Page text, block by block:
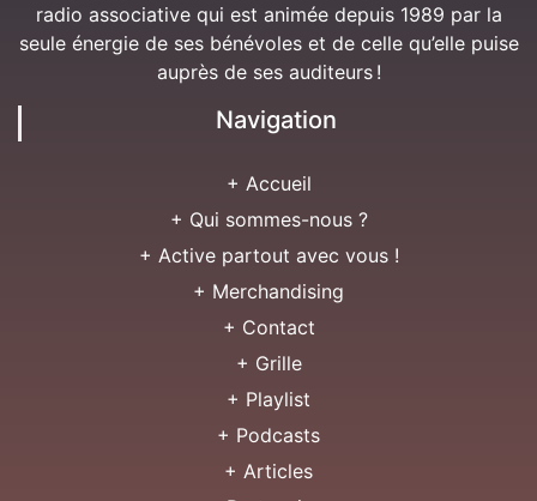
radio associative qui est animée depuis 1989 par la
seule énergie de ses bénévoles et de celle qu’elle puise
auprès de ses auditeurs !
Navigation
+ Accueil
+ Qui sommes-nous ?
+ Active partout avec vous !
+ Merchandising
+ Contact
+ Grille
+ Playlist
+ Podcasts
+ Articles